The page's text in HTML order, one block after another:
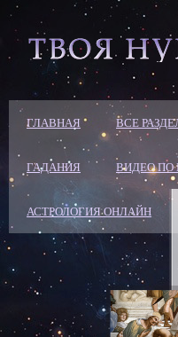
ГЛАВНАЯ ВСЕ
ГАДАНИЯ ВИДЕО ПО
АСТРОЛОГИЯ ОНЛАЙН